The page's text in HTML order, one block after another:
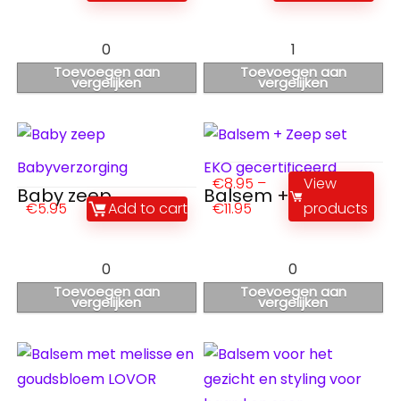
0
Toevoegen aan
vergelijken
Babyverzorging
Baby zeep
€5.95 Add to cart
1
Toevoegen aan
vergelijken
EKO gecertificeerd
Balsem + Zeep set
€8.95 –
€11.95
View
products
0
Toevoegen aan
vergelijken
0
Toevoegen aan
vergelijken